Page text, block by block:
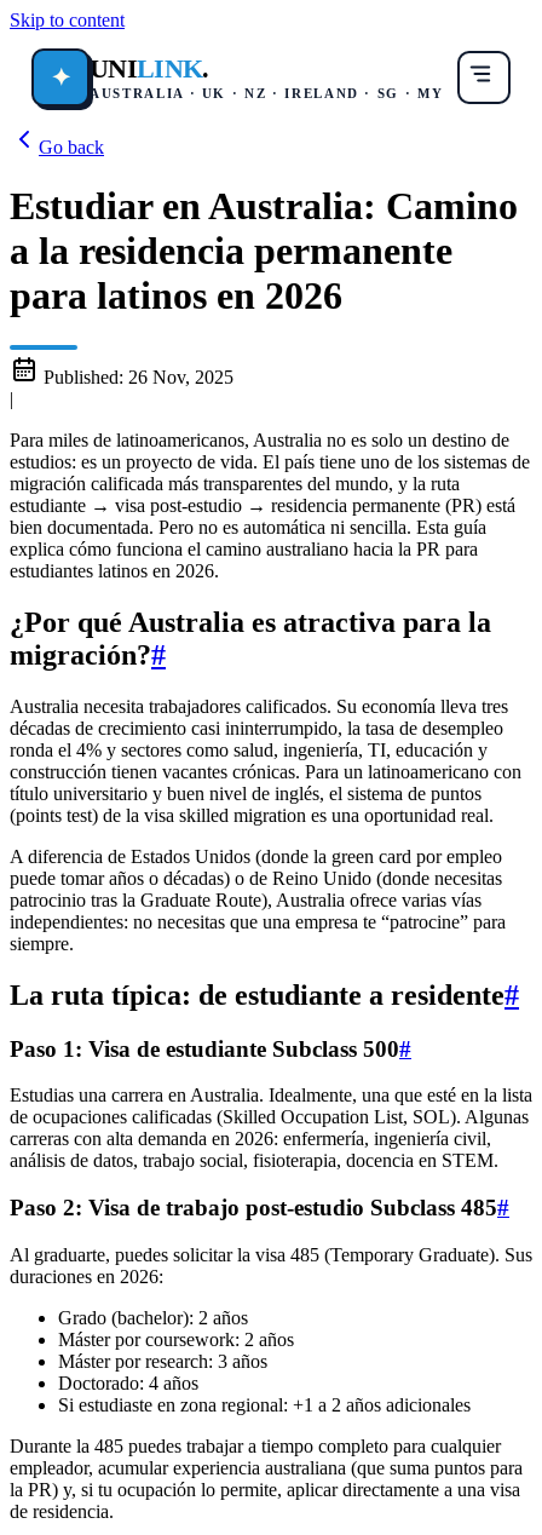
Skip to content
✦ UNILINK.
AUSTRALIA · UK · NZ · IRELAND · SG · MY
Go back
Estudiar en Australia: Camino
a la residencia permanente
para latinos en 2026
Published: 26 Nov, 2025
|
Para miles de latinoamericanos, Australia no es solo un destino de
estudios: es un proyecto de vida. El país tiene uno de los sistemas de
migración calificada más transparentes del mundo, y la ruta
estudiante → visa post-estudio → residencia permanente (PR) está
bien documentada. Pero no es automática ni sencilla. Esta guía
explica cómo funciona el camino australiano hacia la PR para
estudiantes latinos en 2026.
¿Por qué Australia es atractiva para la
migración?#
Australia necesita trabajadores calificados. Su economía lleva tres
décadas de crecimiento casi ininterrumpido, la tasa de desempleo
ronda el 4% y sectores como salud, ingeniería, TI, educación y
construcción tienen vacantes crónicas. Para un latinoamericano con
título universitario y buen nivel de inglés, el sistema de puntos
(points test) de la visa skilled migration es una oportunidad real.
A diferencia de Estados Unidos (donde la green card por empleo
puede tomar años o décadas) o de Reino Unido (donde necesitas
patrocinio tras la Graduate Route), Australia ofrece varias vías
independientes: no necesitas que una empresa te “patrocine” para
siempre.
La ruta típica: de estudiante a residente#
Paso 1: Visa de estudiante Subclass 500#
Estudias una carrera en Australia. Idealmente, una que esté en la lista
de ocupaciones calificadas (Skilled Occupation List, SOL). Algunas
carreras con alta demanda en 2026: enfermería, ingeniería civil,
análisis de datos, trabajo social, fisioterapia, docencia en STEM.
Paso 2: Visa de trabajo post-estudio Subclass 485#
Al graduarte, puedes solicitar la visa 485 (Temporary Graduate). Sus
duraciones en 2026:
Grado (bachelor): 2 años
Máster por coursework: 2 años
Máster por research: 3 años
Doctorado: 4 años
Si estudiaste en zona regional: +1 a 2 años adicionales
Durante la 485 puedes trabajar a tiempo completo para cualquier
empleador, acumular experiencia australiana (que suma puntos para
la PR) y, si tu ocupación lo permite, aplicar directamente a una visa
de residencia.